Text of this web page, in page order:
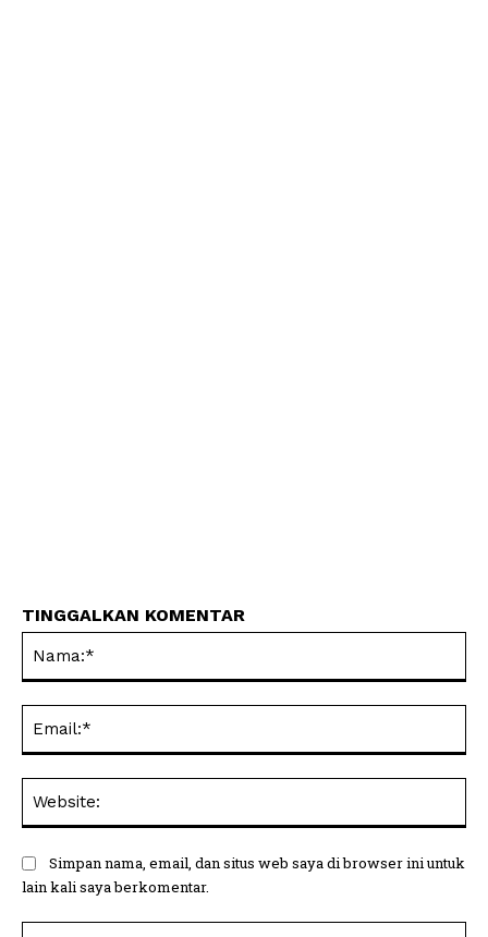
TINGGALKAN KOMENTAR
Simpan nama, email, dan situs web saya di browser ini untuk
lain kali saya berkomentar.